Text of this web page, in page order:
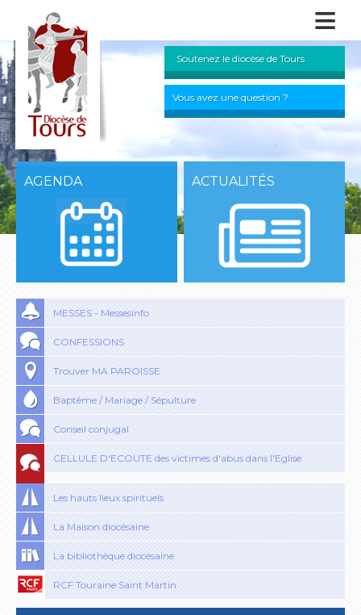
≡
Soutenez le diocèse de Tours
Vous avez une question ?
AGENDA ACTUALITÉS
MESSES - Messesinfo
CONFESSIONS
Trouver MA PAROISSE
Baptême / Mariage / Sépulture
Conseil conjugal
CELLULE D'ECOUTE des victimes d'abus dans l'Eglise
Les hauts lieux spirituels
La Maison diocésaine
La bibliothèque diocésaine
RCF Touraine Saint Martin